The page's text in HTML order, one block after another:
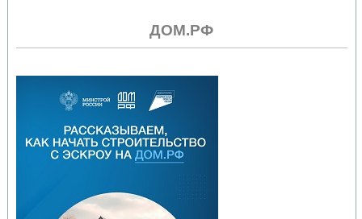
ДОМ.РФ